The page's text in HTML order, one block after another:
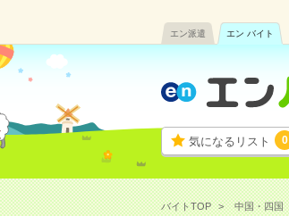
エン派遣 エン バイト
気になるリスト 0
バイトTOP 中国・四国